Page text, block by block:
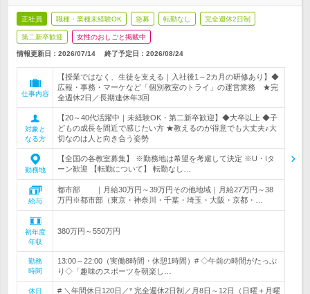
正社員 職種・業種未経験OK 急募 転勤なし 完全週休2日制
第二新卒歓迎 女性のおしごと掲載中
情報更新日：2026/07/14 終了予定日： 2026/08/24
仕事内容
【授業ではなく、生徒を支える｜入社後1～2カ月の研修あり】◆
広報・事務・マーケなど「個別教室のトライ」の運営業務 ★完
全週休2日／長期連休年3回
対象と
なる方
【20～40代活躍中｜未経験OK・第二新卒歓迎】◆大卒以上 ◆子
どもの成長を間近で感じたい方 ★教えるのが得意でも大丈夫♪大
切なのは人と向き合う姿勢
勤務地
【全国の各教室募集】 ※勤務地は希望を考慮して決定 ※U・Iタ
ーン歓迎 【転勤について】 転勤なし…
給与
都市部 ｜月給30万円～39万円その他地域｜月給27万円～38
万円※都市部（東京・神奈川・千葉・埼玉・大阪・京都・…
初年度
年収
380万円～550万円
勤務
時間
13:00～22:00（実働8時間・休憩1時間）# ◇午前の時間がたっぷ
り◇「趣味のスポーツを朝楽し…
休日 # ＼年間休日120日／* 完全週休2日制／月8日～12日（日曜＋月曜